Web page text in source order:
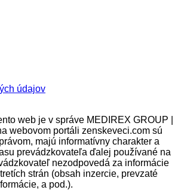
údajov
web je v správe MEDIREX GROUP |
webovom portáli zenskeveci.com sú
majú informatívny charakter a
prevádzkovateľa ďalej používané na
nezodpovedá za informácie
strán (obsah inzercie, prevzaté
a pod.).